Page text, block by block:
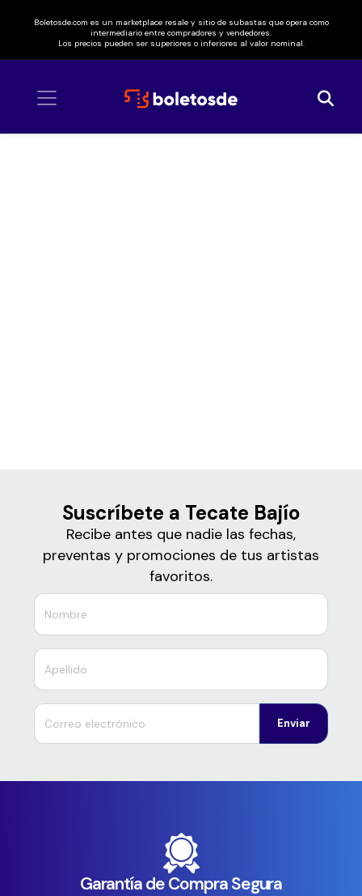
Boletosde.com es un marketplace resale y sitio de subastas que opera como
intermediario entre compradores y vendedores.
Los precios pueden ser superiores o inferiores al valor nominal.
Suscríbete a Tecate Bajío
Recibe antes que nadie las fechas,
preventas y promociones de tus artistas
favoritos.
Enviar
Garantía de Compra Segura